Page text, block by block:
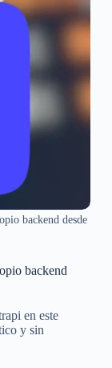
backend desde
backend
en este
y sin